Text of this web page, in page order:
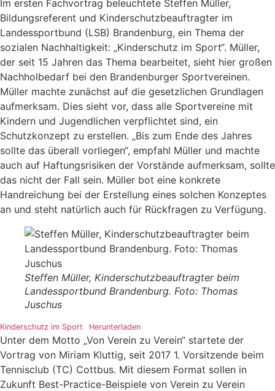
Im ersten Fachvortrag beleuchtete Steffen Müller,
Bildungsreferent und Kinderschutzbeauftragter im
Landessportbund (LSB) Brandenburg, ein Thema der
sozialen Nachhaltigkeit: „Kinderschutz im Sport“. Müller,
der seit 15 Jahren das Thema bearbeitet, sieht hier großen
Nachholbedarf bei den Brandenburger Sportvereinen.
Müller machte zunächst auf die gesetzlichen Grundlagen
aufmerksam. Dies sieht vor, dass alle Sportvereine mit
Kindern und Jugendlichen verpflichtet sind, ein
Schutzkonzept zu erstellen. „Bis zum Ende des Jahres
sollte das überall vorliegen“, empfahl Müller und machte
auch auf Haftungsrisiken der Vorstände aufmerksam, sollte
das nicht der Fall sein. Müller bot eine konkrete
Handreichung bei der Erstellung eines solchen Konzeptes
an und steht natürlich auch für Rückfragen zu Verfügung.
Steffen Müller, Kinderschutzbeauftragter beim
Landessportbund Brandenburg. Foto: Thomas
Juschus
Kinderschutz im Sport Herunterladen
Unter dem Motto „Von Verein zu Verein“ startete der
Vortrag von Miriam Kluttig, seit 2017 1. Vorsitzende beim
Tennisclub (TC) Cottbus. Mit diesem Format sollen in
Zukunft Best-Practice-Beispiele von Verein zu Verein